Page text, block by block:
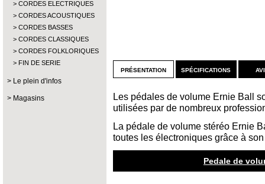
CORDES ELECTRIQUES
CORDES ACOUSTIQUES
CORDES BASSES
CORDES CLASSIQUES
CORDES FOLKLORIQUES
FIN DE SERIE
Le plein d'infos
Magasins
présentation
Les pédales de volume Ernie Ball
utilisées par de nombreux
La pédale de volume stéréo Ernie
toutes les électroniques grâce à
spécifications
Pedale de